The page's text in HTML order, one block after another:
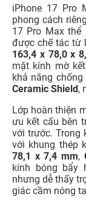
iPhone 17 Pro
phong cách
17 Pro Max
được chế tác từ
163,4 x 78,0 x
mặt kính mờ
khả năng
Ceramic Shield,
Lớp hoàn thiện
ưu kết cấu bên
với trước. Trong
với khung thép
78,1 x 7,4 mm,
kính bóng bẩy
nhưng dễ thấy
giác cầm nóng